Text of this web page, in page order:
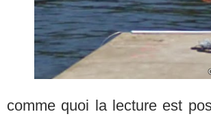
comme quoi la lecture est